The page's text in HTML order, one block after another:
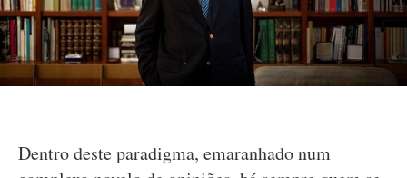
Dentro deste paradigma, emaranhado num